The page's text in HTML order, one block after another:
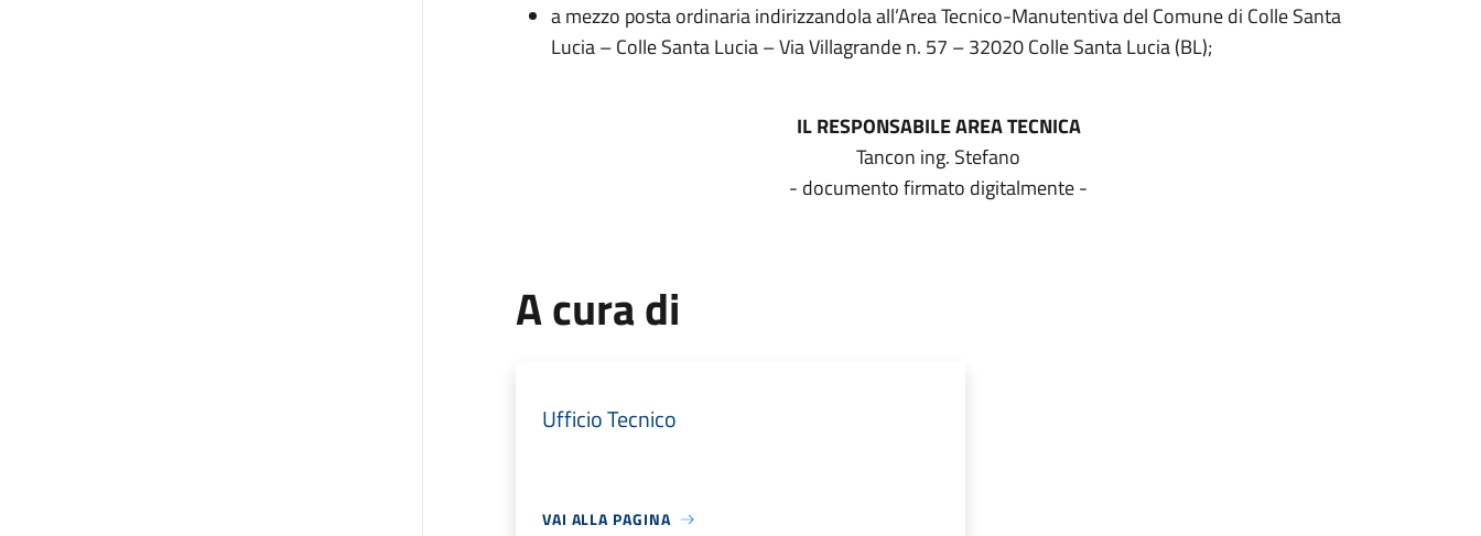
a mezzo posta ordinaria indirizzandola all’Area Tecnico-Manutentiva del Comune di Colle Santa
Lucia – Colle Santa Lucia – Via Villagrande n. 57 – 32020 Colle Santa Lucia (BL);
IL RESPONSABILE AREA TECNICA
Tancon ing. Stefano
- documento firmato digitalmente -
A cura di
Ufficio Tecnico
VAI ALLA PAGINA